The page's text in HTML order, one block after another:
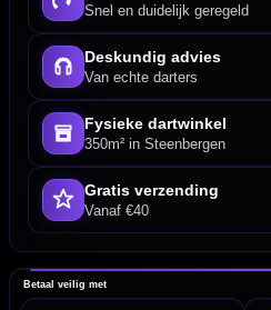
Snel en duidelijk geregeld
Deskundig advies
Van echte darters
Fysieke dartwinkel
350m² in Steenbergen
Gratis verzending
Vanaf €40
Betaal veilig met